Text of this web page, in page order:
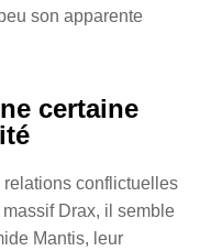
son apparente
certaine
conflictuelles
Drax, il semble
Mantis, leur